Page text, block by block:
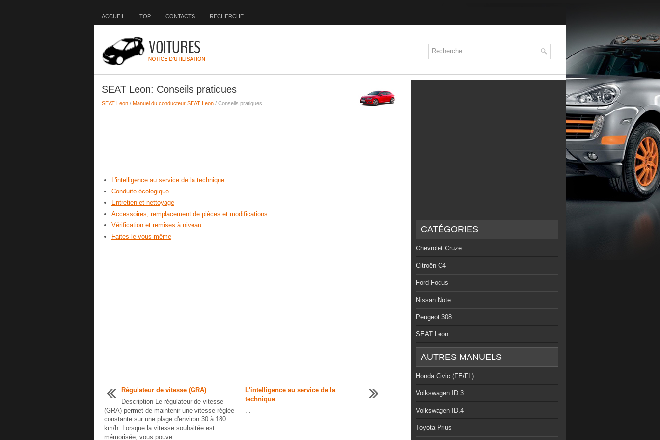
ACCUEIL TOP CONTACTS RECHERCHE
SEAT Leon: Conseils pratiques
SEAT Leon / Manuel du conducteur SEAT Leon / Conseils pratiques
L'intelligence au service de la technique
Conduite écologique
Entretien et nettoyage
Accessoires, remplacement de pièces et modifications
Vérification et remises à niveau
Faites-le vous-même
Régulateur de vitesse (GRA)
Description Le régulateur de vitesse
(GRA) permet de maintenir une vitesse réglée
constante sur une plage d'environ 30 à 180
km/h. Lorsque la vitesse souhaitée est
mémorisée, vous pouve ...
L'intelligence au service de la
technique
...
CATÉGORIES
Chevrolet Cruze
Citroën C4
Ford Focus
Nissan Note
Peugeot 308
SEAT Leon
AUTRES MANUELS
Honda Civic (FE/FL)
Volkswagen ID.3
Volkswagen ID.4
Toyota Prius